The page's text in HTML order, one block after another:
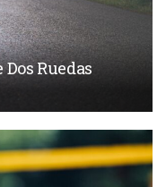
Ruedas